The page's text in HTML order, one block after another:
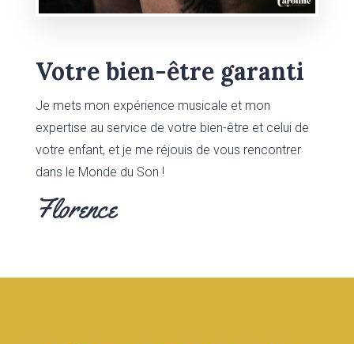
Votre bien-être garanti
Je mets mon expérience musicale et mon
expertise au service de votre bien-être et celui de
votre enfant, et je me réjouis de vous rencontrer
dans le Monde du Son !
Florence